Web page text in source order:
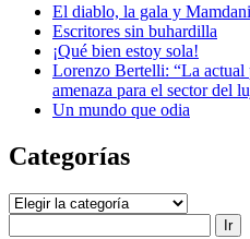
El diablo, la gala y Mamdani
Escritores sin buhardilla
¡Qué bien estoy sola!
Lorenzo Bertelli: “La actual
amenaza para el sector del
Un mundo que odia
Categorías
Categorías